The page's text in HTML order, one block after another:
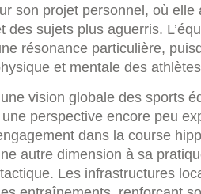
son projet personnel, où elle
sujets plus aguerris.
résonance particulière,
et mentale des
vision globale des sports
perspective encore peu
dans la course
autre dimension à sa
Les infrastructures